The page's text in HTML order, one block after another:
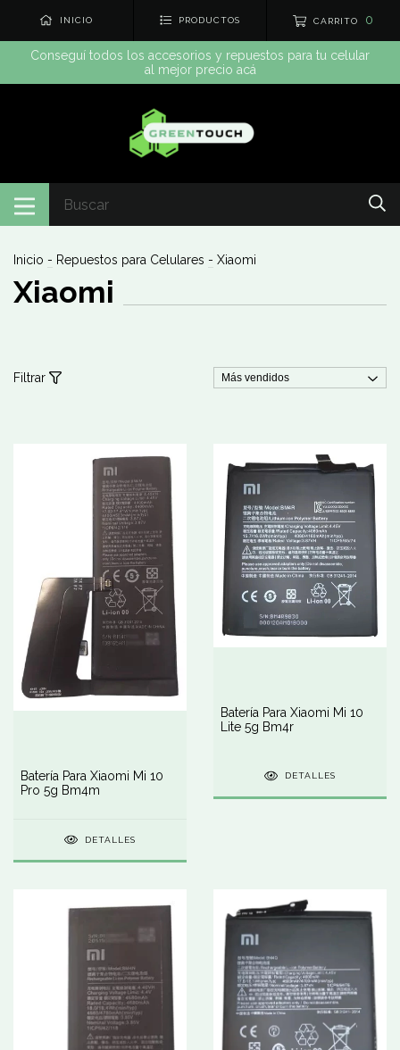
INICIO PRODUCTOS CARRITO 0
Conseguí todos los accesorios y repuestos para tu celular
al mejor precio acá
Inicio - Repuestos para Celulares - Xiaomi
Xiaomi
Filtrar
Batería Para Xiaomi Mi 10
Pro 5g Bm4m
DETALLES
Batería Para Xiaomi Mi 10
Lite 5g Bm4r
DETALLES